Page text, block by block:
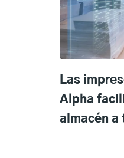
Las
Alpha
almacén a